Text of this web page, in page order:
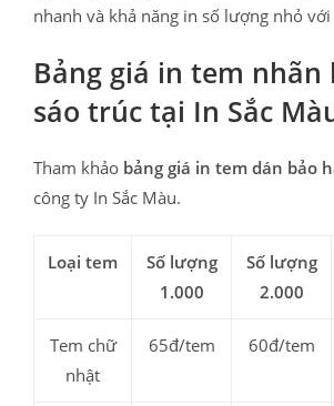
nhanh và khả năng in số lượng nhỏ
Bảng giá in tem nhãn
sáo trúc tại In Sắc
Tham khảo bảng giá in tem dán bảo
công ty In Sắc Màu.
Loại tem
Số lượng
1.000
Số lượng
2.000
Tem chữ
nhật
65đ/tem 60đ/tem